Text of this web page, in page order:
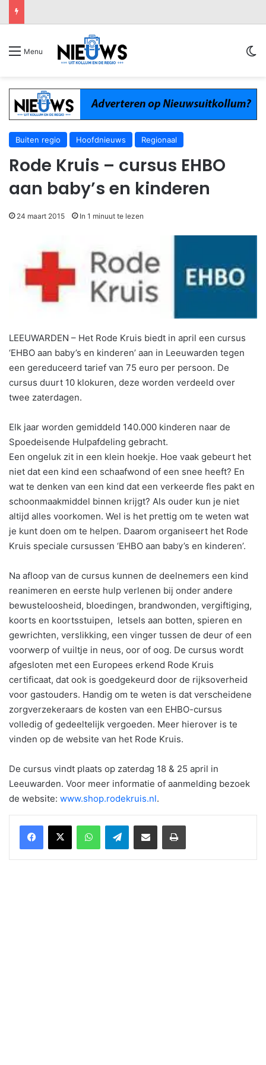
Menu
Buiten regio Hoofdnieuws Regionaal
Rode Kruis – cursus EHBO
aan baby’s en kinderen
24 maart 2015 In 1 minuut te lezen
LEEUWARDEN – Het Rode Kruis biedt in april een cursus
‘EHBO aan baby’s en kinderen’ aan in Leeuwarden tegen
een gereduceerd tarief van 75 euro per persoon. De
cursus duurt 10 klokuren, deze worden verdeeld over
twee zaterdagen.
Elk jaar worden gemiddeld 140.000 kinderen naar de
Spoedeisende Hulpafdeling gebracht.
Een ongeluk zit in een klein hoekje. Hoe vaak gebeurt het
niet dat een kind een schaafwond of een snee heeft? En
wat te denken van een kind dat een verkeerde fles pakt en
schoonmaakmiddel binnen krijgt? Als ouder kun je niet
altijd alles voorkomen. Wel is het prettig om te weten wat
je kunt doen om te helpen. Daarom organiseert het Rode
Kruis speciale cursussen ‘EHBO aan baby’s en kinderen’.
Na afloop van de cursus kunnen de deelnemers een kind
reanimeren en eerste hulp verlenen bij onder andere
bewusteloosheid, bloedingen, brandwonden, vergiftiging,
koorts en koortsstuipen, letsels aan botten, spieren en
gewrichten, verslikking, een vinger tussen de deur of een
voorwerp of vuiltje in neus, oor of oog. De cursus wordt
afgesloten met een Europees erkend Rode Kruis
certificaat, dat ook is goedgekeurd door de rijksoverheid
voor gastouders. Handig om te weten is dat verscheidene
zorgverzekeraars de kosten van een EHBO-cursus
volledig of gedeeltelijk vergoeden. Meer hierover is te
vinden op de website van het Rode Kruis.
De cursus vindt plaats op zaterdag 18 & 25 april in
Leeuwarden. Voor meer informatie of aanmelding bezoek
de website: www.shop.rodekruis.nl.
WhatsAppTelegramDelen via Email Print